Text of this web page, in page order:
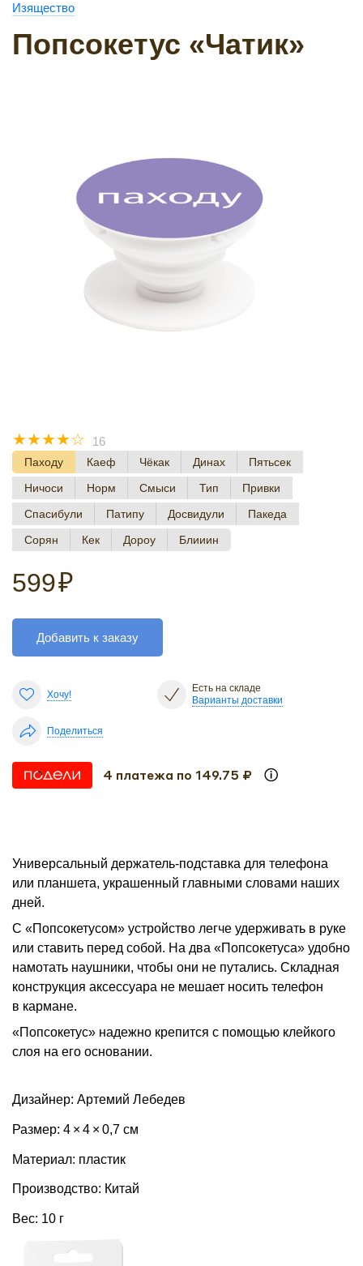
Изящество
Попсокетус «Чатик»
☆
☆
☆
☆
☆ 16
Паходу Каеф Чёкак Динах
Пятьсек
Ничоси
Норм Смыси Тип
Привки
Спасибули
Патипу Досвидули
Пакеда
Сорян
Кек Дороу Блииин
599₽
Добавить к заказу
Хочу!
Есть на складе
Варианты доставки
Поделиться
4 платежа по 149.75 ₽
Универсальный держатель-подставка для телефона
или планшета, украшенный главными словами наших
дней.
С «Попсокетусом» устройство легче удерживать в руке
или ставить перед собой. На два «Попсокетуса» удобно
намотать наушники, чтобы они не путались. Складная
конструкция аксессуара не мешает носить телефон
в кармане.
«Попсокетус» надежно крепится с помощью клейкого
слоя на его основании.
Дизайнер: Артемий Лебедев
Размер: 4 × 4 × 0,7 см
Материал: пластик
Производство: Китай
Вес: 10 г